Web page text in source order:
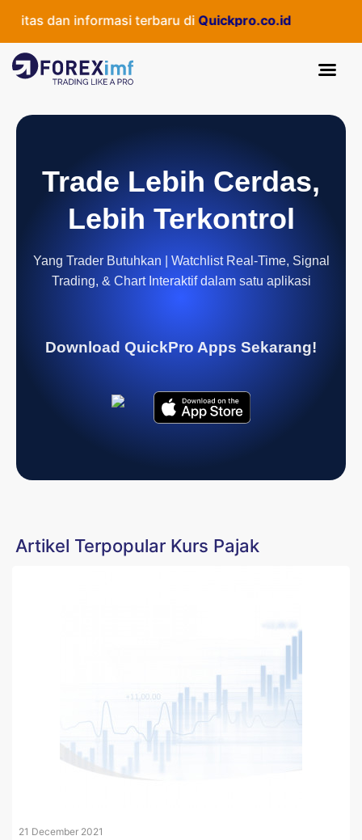
dan informasi terbaru diQuickpro.co.id
Trade Lebih Cerdas,
Lebih Terkontrol
Yang Trader Butuhkan | Watchlist Real-Time, Signal
Trading, & Chart Interaktif dalam satu aplikasi
Download QuickPro Apps Sekarang!
Artikel Terpopular Kurs Pajak
21 December 2021